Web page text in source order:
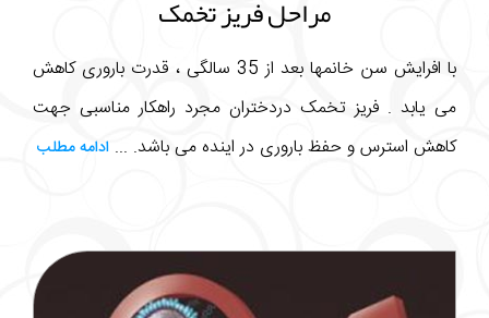
مراحل فریز تخمک
با افرایش سن خانمها بعد از 35 سالگی ، قدرت باروری کاهش
می یابد . فریز تخمک دردختران مجرد راهکار مناسبی جهت
کاهش استرس و حفظ باروری در اینده می باشد. ... ادامه مطلب